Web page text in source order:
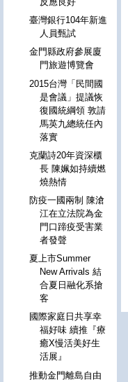
臺灣銀行104年新進
人員甄試
金門縣政府參展廈
門旅遊博覽會
2015台灣「民間國
是會議」提議恢
復國統綱領 敦請
馬英九總統任內
落實
克蘭詩20年資深櫃
長 陳姵如持續燃
燒熱情
防疫一國兩制 陳滄
江在立法院為金
門口蹄疫受害業
者發聲
夏上市Summer
New Arrivals 結
合夏日融化系搶
客
國際家庭日共享幸
福好味 續推『療
癒X慢活美好生
活展』
推動金門離島自由